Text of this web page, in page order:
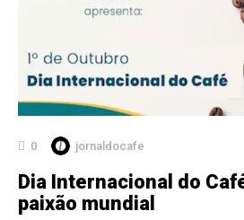
0 jornaldocafe
Dia Internacional do
paixão mundial